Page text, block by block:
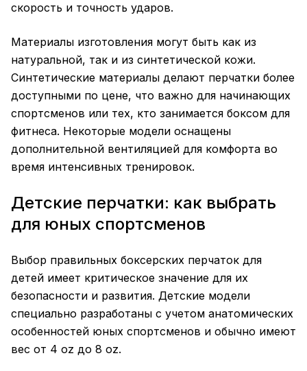
скорость и точность ударов.
Материалы изготовления могут быть как из
натуральной, так и из синтетической кожи.
Синтетические материалы делают перчатки более
доступными по цене, что важно для начинающих
спортсменов или тех, кто занимается боксом для
фитнеса. Некоторые модели оснащены
дополнительной вентиляцией для комфорта во
время интенсивных тренировок.
Детские перчатки: как выбрать
для юных спортсменов
Выбор правильных боксерских перчаток для
детей имеет критическое значение для их
безопасности и развития. Детские модели
специально разработаны с учетом анатомических
особенностей юных спортсменов и обычно имеют
вес от 4 oz до 8 oz.